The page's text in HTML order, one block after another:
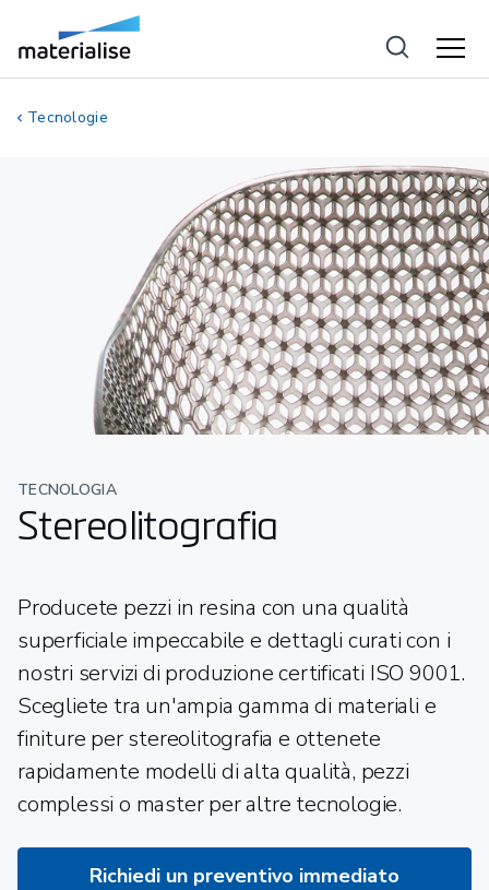
Tecnologie
TECNOLOGIA
Stereolitografia
Producete pezzi in resina con una qualità
superficiale impeccabile e dettagli curati con i
nostri servizi di produzione certificati ISO 9001.
Scegliete tra un'ampia gamma di materiali e
finiture per stereolitografia e ottenete
rapidamente modelli di alta qualità, pezzi
complessi o master per altre tecnologie.
Richiedi un preventivo immediato